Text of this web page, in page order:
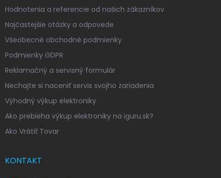
Hodnotenia a referencie od našich zákazníkov
Najčastejšie otázky a odpovede
Všeobecné obchodné podmienky
Podmienky GDPR
Reklamačný a servisný formulár
Nechajte si naceniť servis svojho zariadenia
Výhodný výkup elektroniky
Ako prebieha výkup elektroniky na iguru.sk?
Ako Vrátiť Tovar
KONTAKT